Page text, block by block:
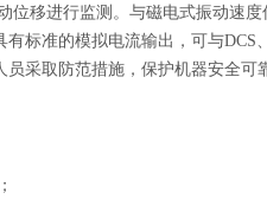
位移进行监测。与磁电式振动速
标准的模拟电流输出，可与
采取防范措施，保护机器安全可